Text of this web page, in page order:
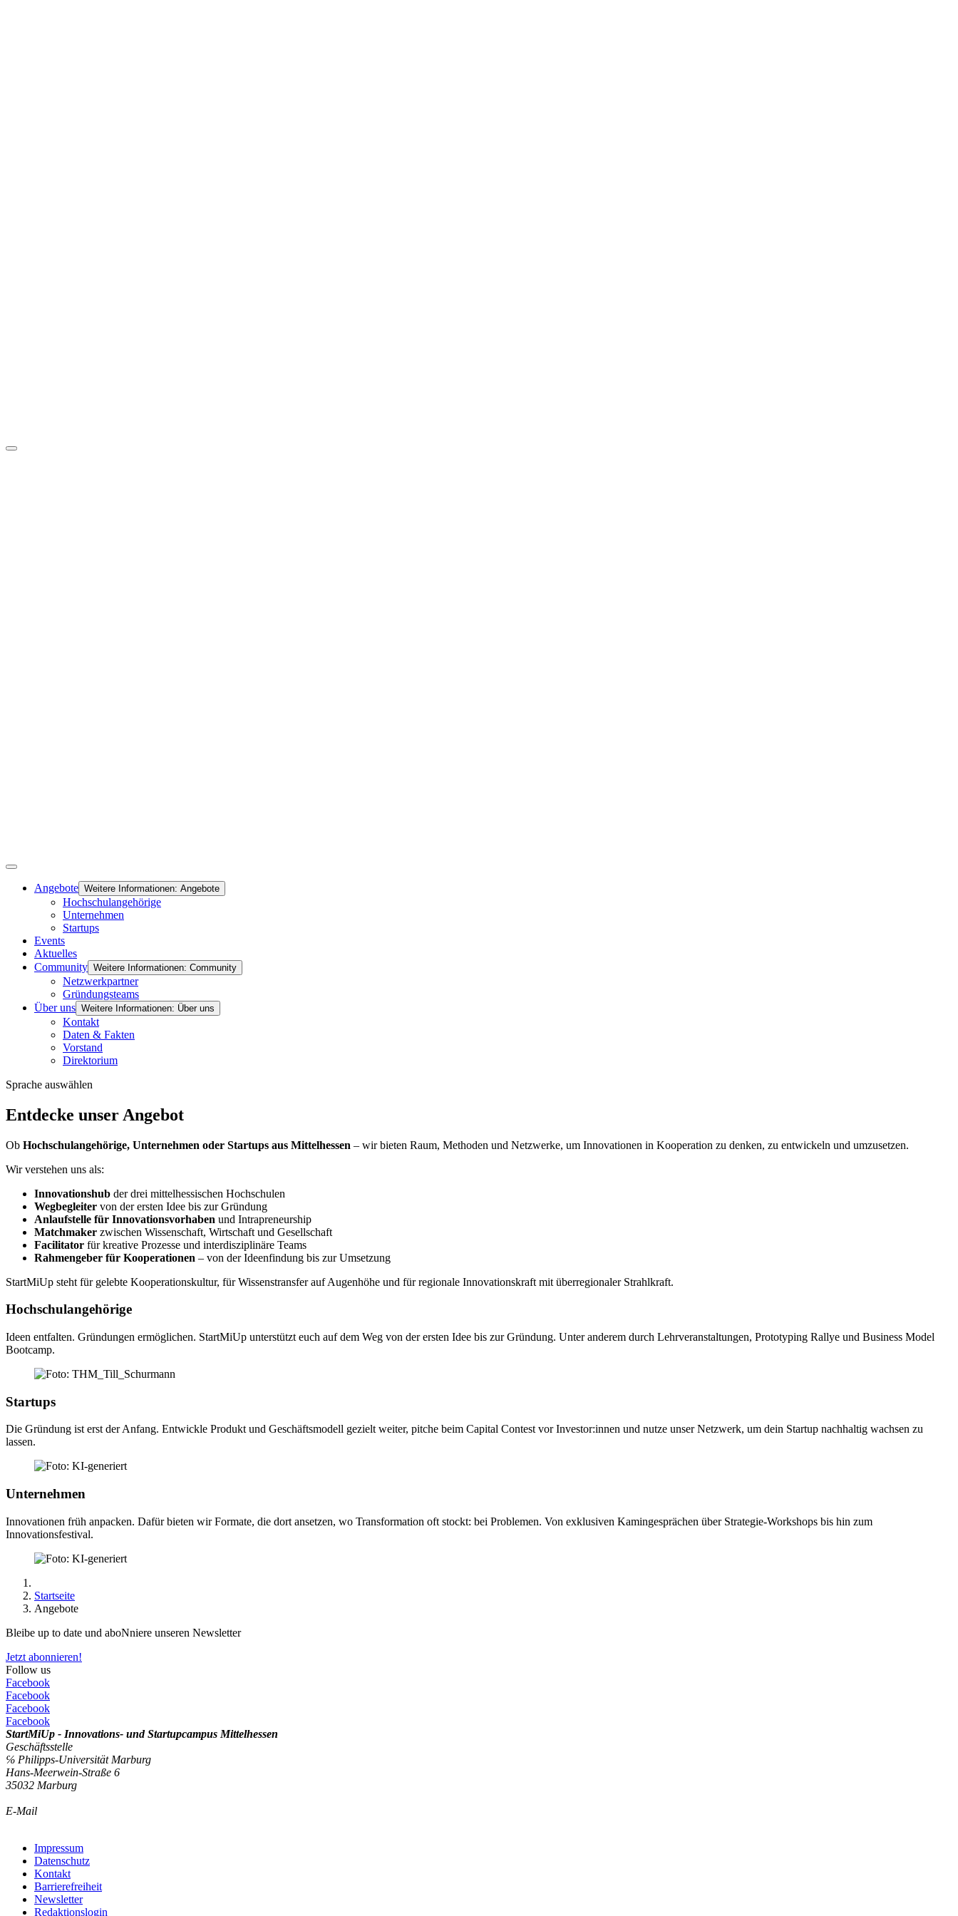
Angebote Weitere Informationen: Angebote
Hochschulangehörige
Unternehmen
Startups
Events
Aktuelles
Community Weitere Informationen: Community
Netzwerkpartner
Gründungsteams
Über uns Weitere Informationen: Über uns
Kontakt
Daten & Fakten
Vorstand
Direktorium
Sprache auswählen
Entdecke unser Angebot
Ob Hochschulangehörige, Unternehmen oder Startups aus Mittelhessen – wir bieten Raum, Methoden und Netzwerke, um Innovationen in Kooperation zu denken, zu entwickeln und umzusetzen.
Wir verstehen uns als:
Innovationshub der drei mittelhessischen Hochschulen
Wegbegleiter von der ersten Idee bis zur Gründung
Anlaufstelle für Innovationsvorhaben und Intrapreneurship
Matchmaker zwischen Wissenschaft, Wirtschaft und Gesellschaft
Facilitator für kreative Prozesse und interdisziplinäre Teams
Rahmengeber für Kooperationen – von der Ideenfindung bis zur Umsetzung
StartMiUp steht für gelebte Kooperationskultur, für Wissenstransfer auf Augenhöhe und für regionale Innovationskraft mit überregionaler Strahlkraft.
Hochschulangehörige
Ideen entfalten. Gründungen ermöglichen. StartMiUp unterstützt euch auf dem Weg von der ersten Idee bis zur Gründung. Unter anderem durch Lehrveranstaltungen, Prototyping Rallye und Business Model
Bootcamp.
Startups
Die Gründung ist erst der Anfang. Entwickle Produkt und Geschäftsmodell gezielt weiter, pitche beim Capital Contest vor Investor:innen und nutze unser Netzwerk, um dein Startup nachhaltig wachsen zu
lassen.
Unternehmen
Innovationen früh anpacken. Dafür bieten wir Formate, die dort ansetzen, wo Transformation oft stockt: bei Problemen. Von exklusiven Kamingesprächen über Strategie-Workshops bis hin zum
Innovationsfestival.
Startseite
Angebote
Bleibe up to date und aboNniere unseren Newsletter
Jetzt abonnieren!
Follow us
Facebook
Facebook
Facebook
Facebook
StartMiUp - Innovations- und Startupcampus Mittelhessen
Geschäftsstelle
℅ Philipps-Universität Marburg
Hans-Meerwein-Straße 6
35032 Marburg
E-Mail
Impressum
Datenschutz
Kontakt
Barrierefreiheit
Newsletter
Redaktionslogin